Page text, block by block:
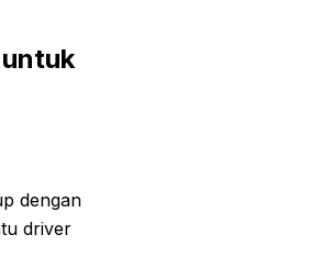
dengan
driver